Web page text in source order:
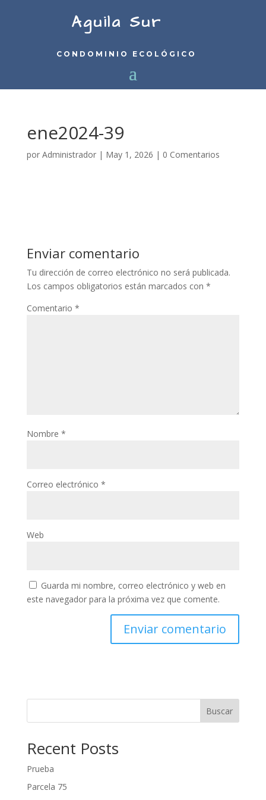
Aguila Sur
CONDOMINIO ECOLÓGICO
ene2024-39
por Administrador| May 1, 2026 | 0 Comentarios
Enviar comentario
Tu dirección de correo electrónico no será publicada.
Los campos obligatorios están marcados con *
Comentario *
Nombre *
Correo electrónico *
Web
Guarda mi nombre, correo electrónico y web en
este navegador para la próxima vez que comente.
Buscar
Recent Posts
Prueba
Parcela 75